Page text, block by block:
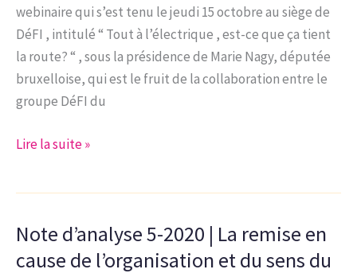
webinaire qui s’est tenu le jeudi 15 octobre au siège de
DéFI , intitulé “ Tout à l’électrique , est-ce que ça tient
la route? “ , sous la présidence de Marie Nagy, députée
bruxelloise, qui est le fruit de la collaboration entre le
groupe DéFI du
Note
|
synthèse
Lire la suite »
Note d’analyse 5-2020 | La remise en
cause de l’organisation et du sens du